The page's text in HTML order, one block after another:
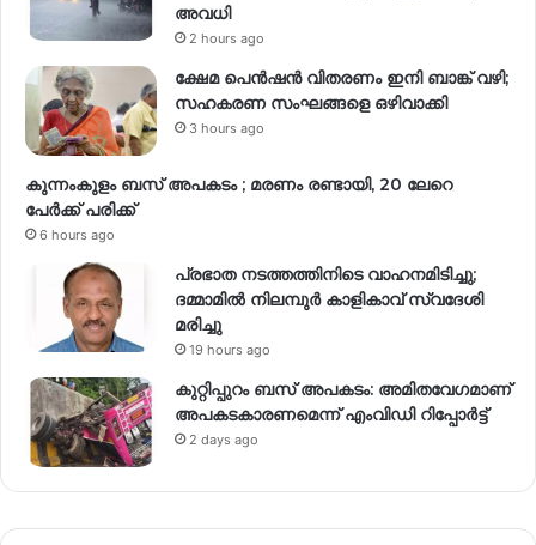
അവധി
2 hours ago
ക്ഷേമ പെൻഷൻ വിതരണം ഇനി ബാങ്ക് വഴി;
സഹകരണ സംഘങ്ങളെ ഒഴിവാക്കി
3 hours ago
കുന്നംകുളം ബസ് അപകടം ; മരണം രണ്ടായി, 20 ലേറെ
പേർക്ക് പരിക്ക്
6 hours ago
പ്രഭാത നടത്തത്തിനിടെ വാഹനമിടിച്ചു;
ദമ്മാമിൽ നിലമ്പുർ കാളികാവ് സ്വദേശി
മരിച്ചു
19 hours ago
കുറ്റിപ്പുറം ബസ് അപകടം: അമിതവേഗമാണ്
അപകടകാരണമെന്ന് എംവിഡി റിപ്പോർട്ട്
2 days ago